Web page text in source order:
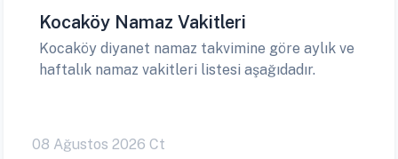
Kocaköy Namaz Vakitleri
Kocaköy diyanet namaz takvimine göre aylık ve
haftalık namaz vakitleri listesi aşağıdadır.
08 Ağustos 2026 Ct